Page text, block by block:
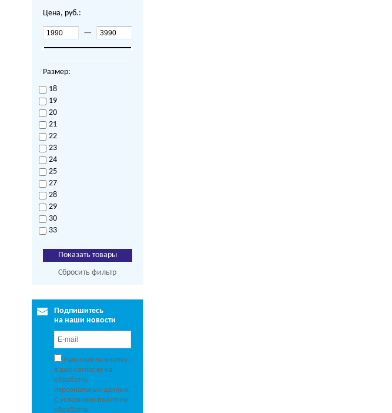
Цена, руб.:
—
Размер:
18
19
20
21
22
23
24
25
27
28
29
30
33
Сбросить фильтр
Подпишитесь
на наши новости
Нажимая на кнопку,
я даю согласие на
обработку
персональных данных.
С условиями политики
обработки